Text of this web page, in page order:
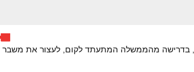
בני ובנות נוער שבתו מלימודים והגיעו להפגנה מול הכנסת (21/5/2019), בדרישה מהממשלה